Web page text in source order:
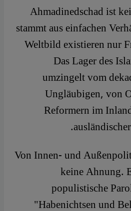
Ahmadinedschad ist
stammt aus einfachen
Weltbild existieren nur
Das Lager des
umzingelt vom
Ungläubigen, von
Reformern im
Von Innen- und
keine Ahnung.
populistische
"Habenichtsen und